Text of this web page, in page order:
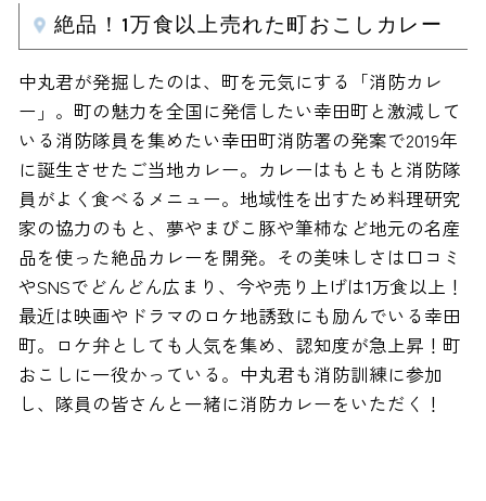
絶品！1万食以上売れた町おこしカレー
中丸君が発掘したのは、町を元気にする「消防カレ
ー」。町の魅力を全国に発信したい幸田町と激減して
いる消防隊員を集めたい幸田町消防署の発案で2019年
に誕生させたご当地カレー。カレーはもともと消防隊
員がよく食べるメニュー。地域性を出すため料理研究
家の協力のもと、夢やまびこ豚や筆柿など地元の名産
品を使った絶品カレーを開発。その美味しさは口コミ
やSNSでどんどん広まり、今や売り上げは1万食以上！
最近は映画やドラマのロケ地誘致にも励んでいる幸田
町。ロケ弁としても人気を集め、認知度が急上昇！町
おこしに一役かっている。中丸君も消防訓練に参加
し、隊員の皆さんと一緒に消防カレーをいただく！